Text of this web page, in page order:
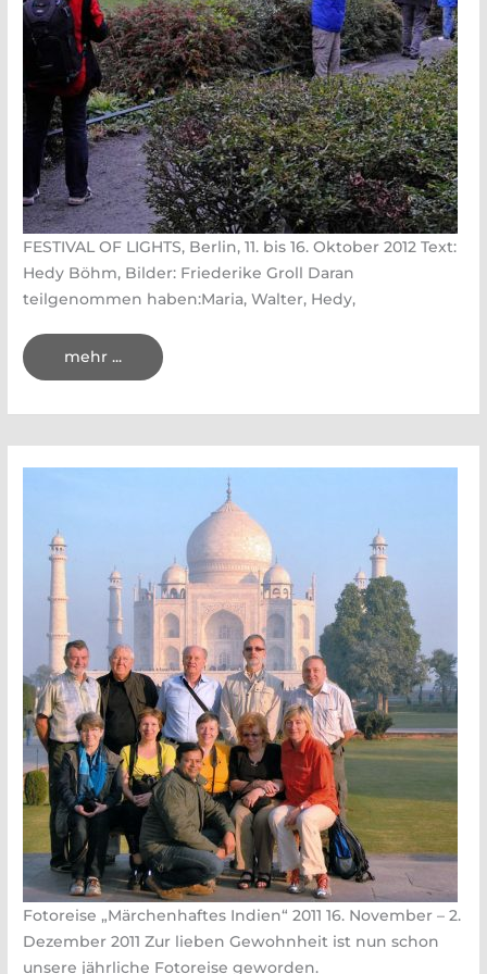
FESTIVAL OF LIGHTS, Berlin, 11. bis 16. Oktober 2012 Text:
Hedy Böhm, Bilder: Friederike Groll Daran
teilgenommen haben:Maria, Walter, Hedy,
Fotoreise
2012
mehr ...
Fotoreise „Märchenhaftes Indien“ 2011 16. November – 2.
Dezember 2011 Zur lieben Gewohnheit ist nun schon
unsere jährliche Fotoreise geworden.